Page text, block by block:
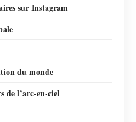
sur Instagram
du monde
de l’arc-en-ciel